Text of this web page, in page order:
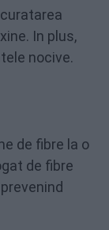
In plus,
nocive.
de fibre la o
de fibre